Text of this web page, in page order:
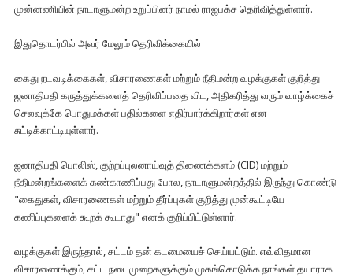
முன்னணியின் நாடாளுமன்ற உறுப்பினர் நாமல் ராஜபக்ச தெரிவித்துள்ளார்.
இதுதொடர்பில் அவர் மேலும் தெரிவிக்கையில்
கைது நடவடிக்கைகள், விசாரணைகள் மற்றும் நீதிமன்ற வழக்குகள் குறித்து
ஜனாதிபதி கருத்துக்களைத் தெரிவிப்பதை விட, அதிகரித்து வரும் வாழ்க்கைச்
செலவுக்கே பொதுமக்கள் பதில்களை எதிர்பார்க்கிறார்கள் என
சுட்டிக்காட்டியுள்ளார்.
ஜனாதிபதி பொலிஸ், குற்றப்புலனாய்வுத் திணைக்களம் (CID) மற்றும்
நீதிமன்றங்களைக் கண்காணிப்பது போல, நாடாளுமன்றத்தில் இருந்து கொண்டு
"கைதுகள், விசாரணைகள் மற்றும் தீர்ப்புகள் குறித்து முன்கூட்டியே
கணிப்புகளைக் கூறக் கூடாது" எனக் குறிப்பிட்டுள்ளார்.
வழக்குகள் இருந்தால், சட்டம் தன் கடமையைச் செய்யட்டும். எவ்விதமான
விசாரணைக்கும், சட்ட நடைமுறைகளுக்கும் முகங்கொடுக்க நாங்கள் தயாராக